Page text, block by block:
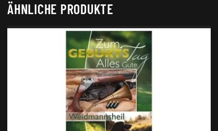
ÄHNLICHE PRODUKTE